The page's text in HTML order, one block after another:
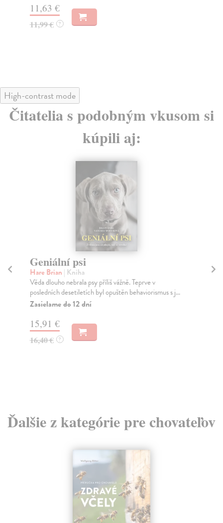
11,63 €
11,99 € ?
High-contrast mode
Čitatelia s podobným vkusom si
kúpili aj:
Geniální psi
Hare Brian | Kniha
Věda dlouho nebrala psy příliš vážně. Teprve v
posledních desetiletích byl opuštěn behaviorismus s j...
Zasielame do 12 dní
15,91 €
16,40 € ?
Ďalšie z kategórie pre chovateľov